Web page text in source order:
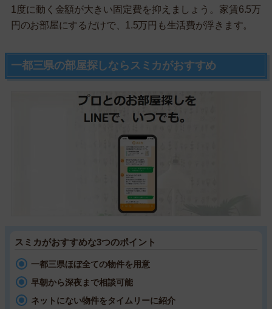
1度に動く金額が大きい固定費を抑えましょう。家賃6.5万
円のお部屋にするだけで、1.5万円も生活費が浮きます。
一都三県の部屋探しならスミカがおすすめ
スミカがおすすめな3つのポイント
一都三県ほぼ全ての物件を用意
早朝から深夜まで相談可能
ネットにない物件をタイムリーに紹介